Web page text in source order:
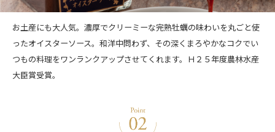
お土産にも大人気。濃厚でクリーミーな完熟牡蠣の味わいを丸ごと使
ったオイスターソース。和洋中問わず、その深くまろやかなコクでい
つもの料理をワンランクアップさせてくれます。Ｈ２５年度農林水産
大臣賞受賞。